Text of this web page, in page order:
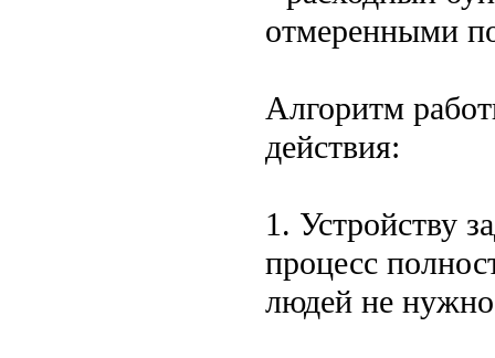
отмеренными
Алгоритм
действия:
1. Устройству
процесс
людей не